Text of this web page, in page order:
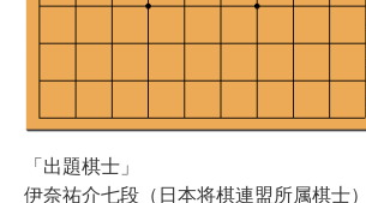
「出題棋士」
伊奈祐介七段（日本将棋連盟所属棋士）